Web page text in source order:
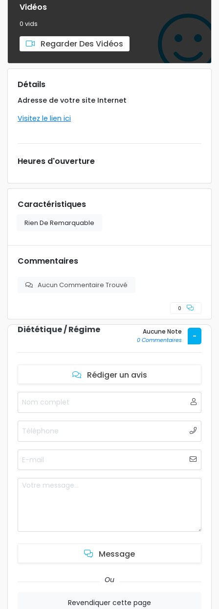
Vidéos
0 vids
Regarder Des Vidéos
Détails
Adresse de votre site Internet
Visitez le lien ici
Heures d'ouverture
Caractéristiques
Rien De Remarquable
Commentaires
Aucun Commentaire Trouvé
0
Diététique / Régime Aucune Note
0 Commentaires -
Rédiger un avis
Message
Ou
Revendiquer cette page